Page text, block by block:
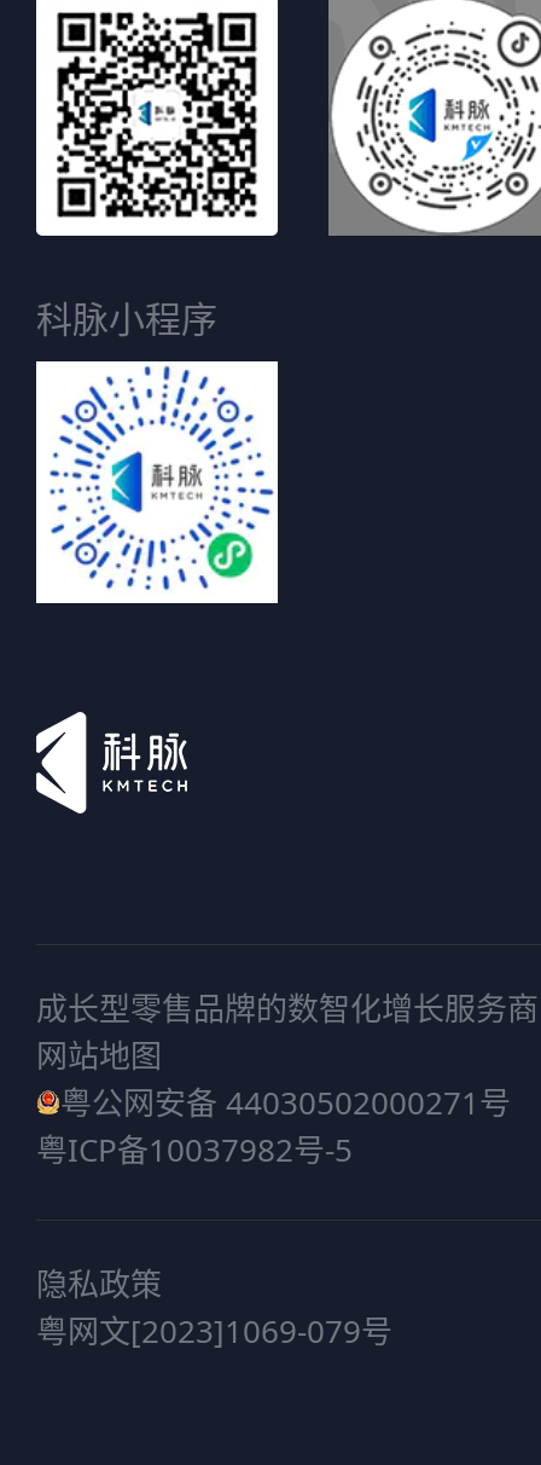
科脉小程序
成长型零售品牌的数智化增长服务商
网站地图
粤公网安备 44030502000271号
粤ICP备10037982号-5
隐私政策
粤网文[2023]1069-079号